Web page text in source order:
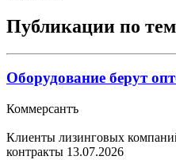
Публикации по
Оборудование берут
Коммерсантъ
Клиенты лизинговых
контракты 13.07.2026